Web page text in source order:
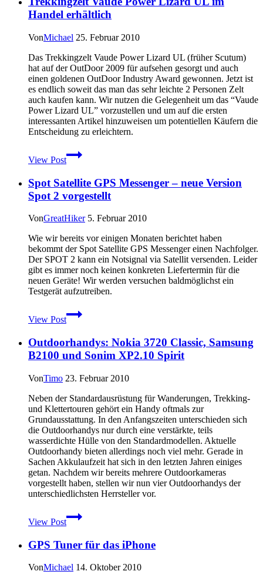
Squeezy
Bar
Handel erhältlich
VonMichael 25. Februar 2010
Das Trekkingzelt Vaude Power Lizard UL (früher Scutum)
hat auf der OutDoor 2009 für aufsehen gesorgt und auch
einen goldenen OutDoor Industry Award gewonnen. Jetzt ist
es endlich soweit das man das sehr leichte 2 Personen Zelt
auch kaufen kann. Wir nutzen die Gelegenheit um das “Vaude
Power Lizard UL” vorzustellen und um auf die ersten
interessanten Artikel hinzuweisen um potentiellen Käufern die
Entscheidung zu erleichtern.
View Post
Trekkingzelt
Vaude
Lizard
UL
im
Handel
erhältlich
Spot Satellite GPS Messenger – neue Version
Spot 2 vorgestellt
VonGreatHiker 5. Februar 2010
Wie wir bereits vor einigen Monaten berichtet haben
bekommt der Spot Satellite GPS Messenger einen Nachfolger.
Der SPOT 2 kann ein Notsignal via Satellit versenden. Leider
gibt es immer noch keinen konkreten Liefertermin für die
neuen Geräte! Wir werden versuchen baldmöglichst ein
Testgerät aufzutreiben.
View Post
Spot
Satellite
Messenger
–
neue
Version
Spot
2
vorgestellt
Outdoorhandys: Nokia 3720 Classic, Samsung
B2100 und Sonim XP2.10 Spirit
VonTimo 23. Februar 2010
Neben der Standardausrüstung für Wanderungen, Trekking-
und Klettertouren gehört ein Handy oftmals zur
Grundausstattung. In den Anfangszeiten unterschieden sich
die Outdoorhandys nur durch eine verstärkte, teils
wasserdichte Hülle von den Standardmodellen. Aktuelle
Outdoorhandy bieten allerdings noch viel mehr. Gerade in
Sachen Akkulaufzeit hat sich in den letzten Jahren einiges
getan. Nachdem wir bereits mehrere Outdoorkameras
vorgestellt haben, stellen wir nun vier Outdoorhandys der
unterschiedlichsten Herrsteller vor.
View Post
Outdoorhandys:
Nokia
Classic,
B2100
GPS Tuner für das iPhone
VonMichael 14. Oktober 2010